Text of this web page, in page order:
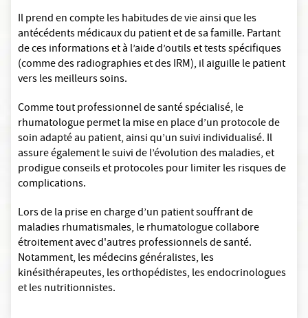
Il prend en compte les habitudes de vie ainsi que les
antécédents médicaux du patient et de sa famille. Partant
de ces informations et à l’aide d’outils et tests spécifiques
(comme des radiographies et des IRM), il aiguille le patient
vers les meilleurs soins.
Comme tout professionnel de santé spécialisé, le
rhumatologue permet la mise en place d’un protocole de
soin adapté au patient, ainsi qu’un suivi individualisé. Il
assure également le suivi de l’évolution des maladies, et
prodigue conseils et protocoles pour limiter les risques de
complications.
Lors de la prise en charge d’un patient souffrant de
maladies rhumatismales, le rhumatologue collabore
étroitement avec d'autres professionnels de santé.
Notamment, les médecins généralistes, les
kinésithérapeutes, les orthopédistes, les endocrinologues
et les nutritionnistes.